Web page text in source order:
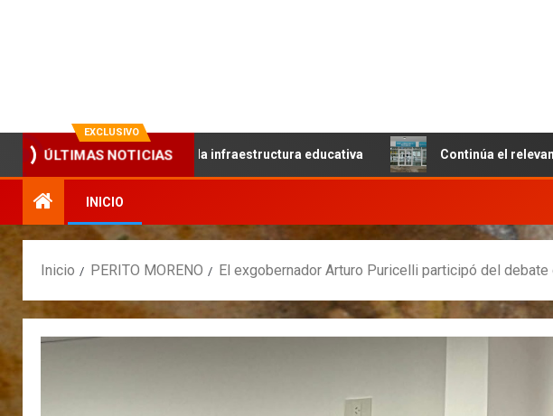
EXCLUSIVO
ÚLTIMAS NOTICIAS
trabajo articulado y la infraestructura educativa Continúa el relevamiento
INICIO
Inicio PERITO MORENO El exgobernador Arturo Puricelli participó del